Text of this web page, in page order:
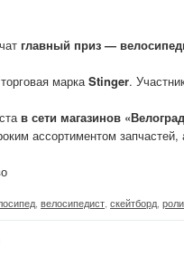
главный приз —
маркаStinger.
в сети магазинов
ассортиментом запчастей,
велосипедист скейтборд